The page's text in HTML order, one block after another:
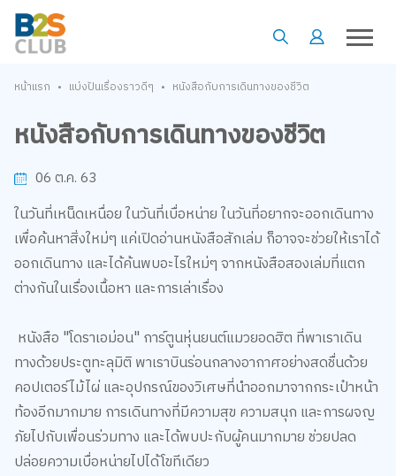
หน้าแรก • แบ่งปันเรื่องราวดีๆ • หนังสือกับการเดินทางของชีวิต
หนังสือกับการเดินทางของชีวิต
06 ต.ค. 63
ในวันที่เหน็ดเหนื่อย ในวันที่เบื่อหน่าย ในวันที่อยากจะออกเดินทาง
เพื่อค้นหาสิ่งใหม่ๆ แค่เปิดอ่านหนังสือสักเล่ม ก็อาจจะช่วยให้เราได้
ออกเดินทาง และได้ค้นพบอะไรใหม่ๆ จากหนังสือสองเล่มที่แตก
ต่างกันในเรื่องเนื้อหา และการเล่าเรื่อง
หนังสือ "โดราเอม่อน" การ์ตูนหุ่นยนต์แมวยอดฮิต ที่พาเราเดิน
ทางด้วยประตูทะลุมิติ พาเราบินร่อนกลางอากาศอย่างสดชื่นด้วย
คอปเตอร์ไม้ไผ่ และอุปกรณ์ของวิเศษที่นำออกมาจากกระเป๋าหน้า
ท้องอีกมากมาย การเดินทางที่มีความสุข ความสนุก และการผจญ
ภัยไปกับเพื่อนร่วมทาง และได้พบปะกับผู้คนมากมาย ช่วยปลด
ปล่อยความเบื่อหน่ายไปได้โขทีเดียว